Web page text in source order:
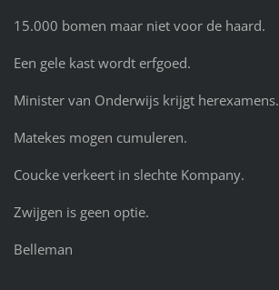
15.000 bomen maar niet voor de haard.
Een gele kast wordt erfgoed.
Minister van Onderwijs krijgt herexamens.
Matekes mogen cumuleren.
Coucke verkeert in slechte Kompany.
Zwijgen is geen optie.
Belleman